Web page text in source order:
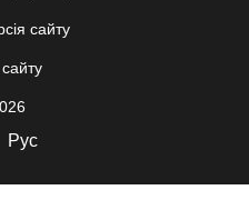
сайту
Рус